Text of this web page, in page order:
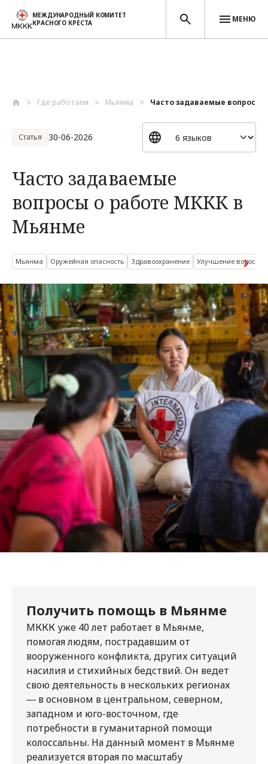
МЕЖДУНАРОДНЫЙ КОМИТЕТ
КРАСНОГО КРЕСТА
МЕНЮ
Где работаем Мьянма Часто задаваемые вопросы
Статья 30-06-2026
Часто задаваемые
вопросы о работе МККК в
Мьянме
Мьянма Оружейная опасность Здравоохранение Улучшение
Получить помощь в Мьянме
МККК уже 40 лет работает в Мьянме,
помогая людям, пострадавшим от
вооруженного конфликта, других ситуаций
насилия и стихийных бедствий. Он ведет
свою деятельность в нескольких регионах
― в основном в центральном, северном,
западном и юго-восточном, где
потребности в гуманитарной помощи
колоссальны. На данный момент в Мьянме
реализуется вторая по масштабу